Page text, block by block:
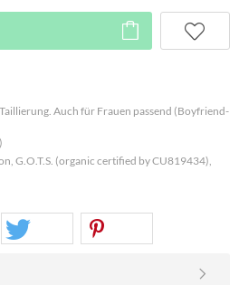
Auch für Frauen passend (Boyfriend-
G.O.T.S. (organic certified by CU819434),